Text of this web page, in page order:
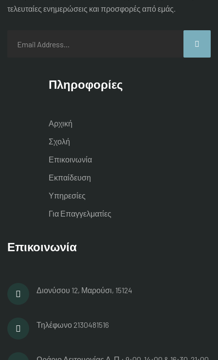
τελευταίες ενημερώσεις και προσφορές από εμάς.
Πληροφορίες
Αρχική
Σχολή
Επικοινωνία
Εκπαίδευση
Υπηρεσίες
Για Επαγγελματίες
Επικοινωνία
Διονύσου 12, Μαρούσι, 15124
Τηλέφωνο 2130481516